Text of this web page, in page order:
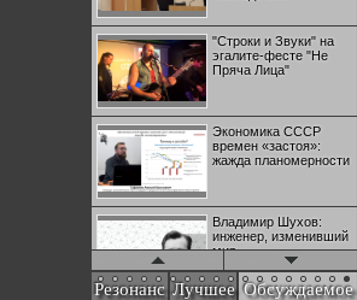
"Строки и Звуки" на
эгалите-фесте "Не
Пряча Лица"
Экономика СССР
времен «застоя»:
жажда планомерности
Владимир Шухов:
инженер, изменивший
мир
Резонанс Лучшее Обсуждаемое